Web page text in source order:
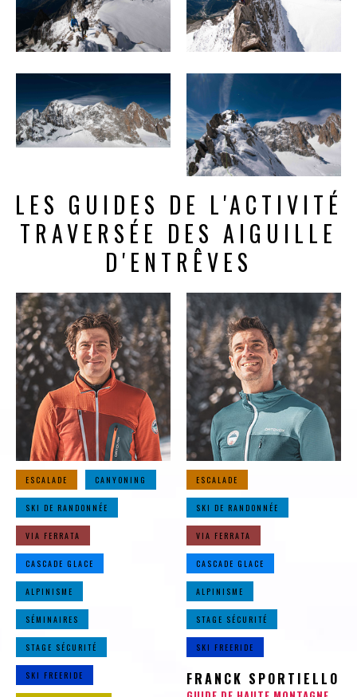
LES GUIDES DE L'ACTIVITÉ
TRAVERSÉE DES AIGUILLE
D'ENTRÊVES
ESCALADE CANYONING
SKI DE RANDONNÉE
VIA FERRATA
CASCADE GLACE
ALPINISME
SÉMINAIRES
STAGE SÉCURITÉ
SKI FREERIDE
ESCALADE
SKI DE RANDONNÉE
VIA FERRATA
CASCADE GLACE
ALPINISME
STAGE SÉCURITÉ
SKI FREERIDE
FRANCK SPORTIELLO